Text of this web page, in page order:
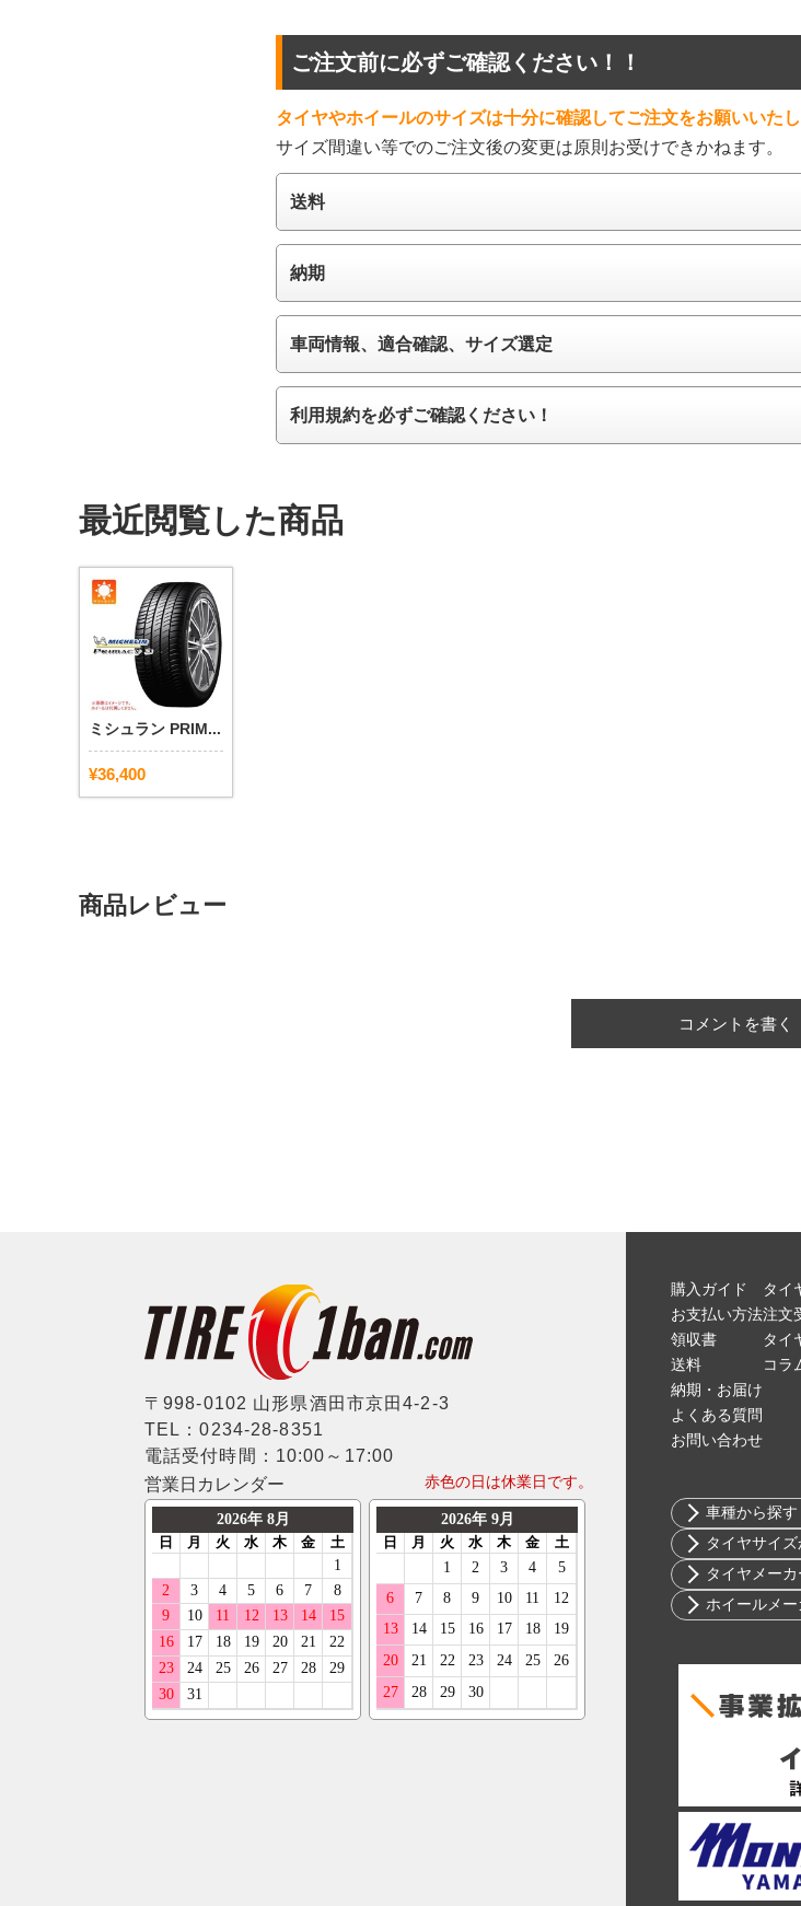
ご注文前に必ずご確認ください！！
タイヤやホイールのサイズは十分に確認してご注文をお願いいたし
サイズ間違い等でのご注文後の変更は原則お受けできかねます。
送料
納期
車両情報、適合確認、サイズ選定
利用規約を必ずご確認ください！
最近閲覧した商品
ミシュラン PRIM...
¥36,400
商品レビュー
コメントを書く
〒998-0102 山形県酒田市京田4-2-3
TEL：0234-28-8351
電話受付時間：10:00～17:00
営業日カレンダー
赤色の日は休業日です。
購入ガイド
お支払い方法
領収書
送料
納期・お届け
よくある質問
お問い合わせ
タイ
注文
タイ
コラ
車種から探す
トヨタ
ニッサン
ホンダ
マツダ
ミツビシ
スズキ
アルファロメ
アウディ
BMW
タイヤサイ
10インチ
12インチ
14インチ
15インチ
16インチ
19インチ
20インチ
21インチ
タイヤメー
ブリヂストン
ヨコハマ
ダンロップ
ピレリ
コンチネンタ
グッドイヤー
トーヨー
ファルケン
ハンコック
ホイールメ
AKUT
Advanti Racing
APIO
ABE SHOKAI
American
IMPUL
Balken